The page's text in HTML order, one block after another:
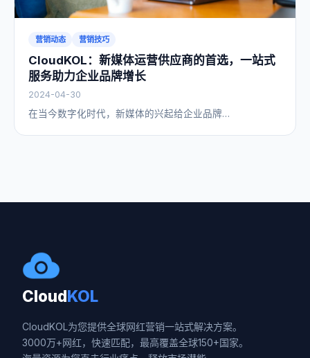
营销动态 营销技巧
CloudKOL：新媒体运营供应商的首选，一站式
服务助力企业品牌增长
2024-04-30
在当今数字化时代，新媒体的兴起给企业品牌…
CloudKOL
CloudKOL为您提供全球网红营销一站式解决方案。
3000万+网红，快速匹配，最高覆盖全球150+国家。